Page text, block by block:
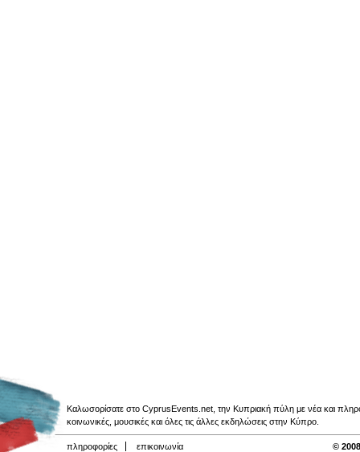
Καλωσορίσατε στο CyprusEvents.net, την Κυπριακή πύλη με νέα και
κοινωνικές, μουσικές και όλες τις άλλες εκδηλώσεις στην Κύπρο.
πληροφορίες επικοινωνία ©